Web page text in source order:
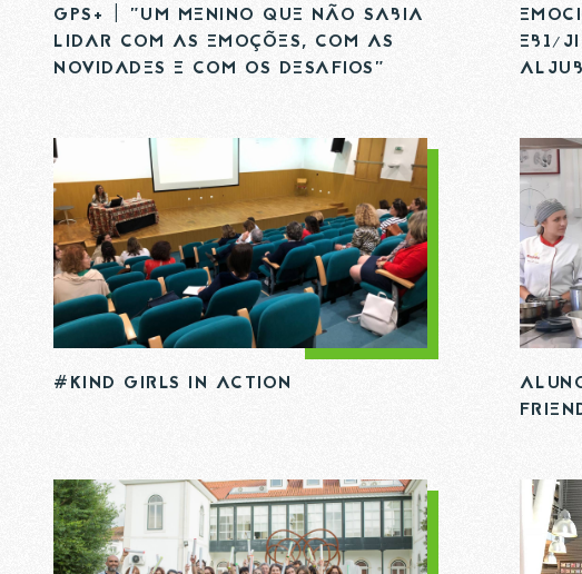
GPS+ | "UM MENINO QUE NÃO SABIA
LIDAR COM AS EMOÇÕES, COM AS
NOVIDADES E COM OS DESAFIOS"
EB1/
#KIND GIRLS IN ACTION
Li e aceito aPolítica de Privacidade